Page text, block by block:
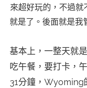
來超好玩的，不過
就是了。後面就是
基本上，一整天就
吃午餐，要打卡，
31分鐘，Wyoming